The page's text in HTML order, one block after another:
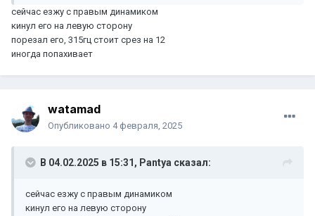
сейчас езжу с правым динамиком
кинул его на левую сторону
порезал его, 315гц стоит срез на 12
иногда попахивает
watamad
Опубликовано 4 февраля, 2025
В 04.02.2025 в 15:31, Pantya сказал:
сейчас езжу с правым динамиком
кинул его на левую сторону